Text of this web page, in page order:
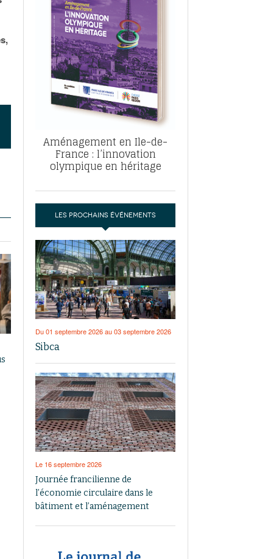
2026
un
ZAC : F. Vauglin détaille sa
l’urbanisme parisien- 17
de la tech et de la finance
de la location de luxe-
Aménagement en Ile-de-
France : l’innovation
olympique en héritage
LES PROCHAINS ÉVÉNEMENTS
Du 01 septembre 2026 au 03 septembre 2026
Sibca
Le 16 septembre 2026
Journée francilienne de
l’économie circulaire dans le
bâtiment et l’aménagement